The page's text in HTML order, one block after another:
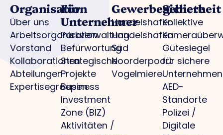
Organisation
Über uns
Arbeitsorganisation
Vorstand
Kollaborationen
Abteilungen
Expertisegroepen
Für
Unternehmer
Parkverwaltung
Befürwortung
Strategische
Projekte
Business
Investment
Zone (BIZ)
Aktivitäten /
Gewerbegebiete
Handelshafen
Handelshafen
Süd
Noorderpoort
Vogelmiere
Sicherheit
Kollektive
Gütesiegel
für sichere
Unternehmen
AED-
Standorte
Polizei /
Digitale